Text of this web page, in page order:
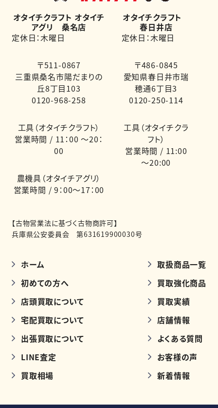
オタイチクラフト オタイチ
アグリ 桑名店
定休日：木曜日
〒511-0867
三重県桑名市陽だまりの
丘8丁目103
0120-968-258
工具（オタイチクラフト）
営業時間 / 11：00 ～20：
00
農機具（オタイチアグリ）
営業時間 / 9：00～17：00
オタイチクラフト
春日井店
定休日：木曜日
〒486-0845
愛知県春日井市瑞
穂通6丁目3
0120-250-114
工具（オタイチクラ
フト）
営業時間 / 11:00
～20:00
【古物営業法に基づく古物商許可】
兵庫県公安委員会 第631619900030号
ホーム
初めての方へ
店頭買取について
宅配買取について
出張買取について
LINE査定
買取相場
取扱商品一覧
買取強化商品
買取実績
店舗情報
よくある質問
お客様の声
新着情報